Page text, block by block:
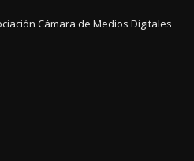
Cámara de Medios Digitales